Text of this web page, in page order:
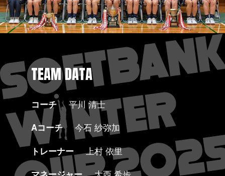
TEAM DATA
コーチ
平川 清士
Aコーチ
今石 紗弥加
トレーナー
上村 依里